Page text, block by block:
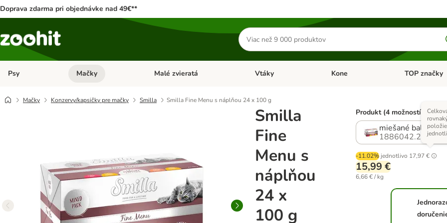
Doprava zdarma pri objednávke nad 49€**
Hľadať
produkty
Psy Otvoriť menu: Psy
Mačky Otvoriť menu: Mačky
Malé zvieratá Otvoriť menu: Malé zvieratá
Vtáky Otvoriť menu: Vtáky
Kone Otvoriť menu:
TOP značky
Mačky Konzervy/kapsičky pre mačky Smilla Smilla Fine Menu s náplňou 24 x 100 g
Smilla
Fine
Menu s
náplňou
24 x
100 g
Produkt (4 možností) %
miešané balenie
1886042.2
-11.02% jednotlivo 17,97 €
15,99 €
6,66 € / kg